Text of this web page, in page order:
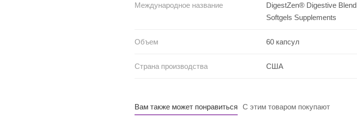
Международное название
DigestZen® Digestive Blend
Softgels Supplements
Объем 60 капсул
Страна производства США
Вам также может понравиться С этим товаром покупают